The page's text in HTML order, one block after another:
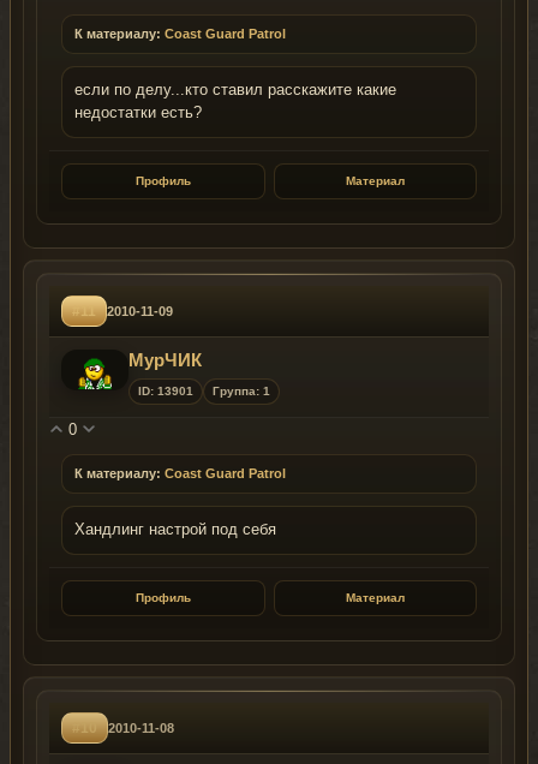
К материалу: Coast Guard Patrol
если по делу...кто ставил расскажите какие
недостатки есть?
Профиль Материал
#11 2010-11-09
МурЧИК
ID: 13901 Группа: 1
0
К материалу: Coast Guard Patrol
Хандлинг настрой под себя
Профиль Материал
#10 2010-11-08